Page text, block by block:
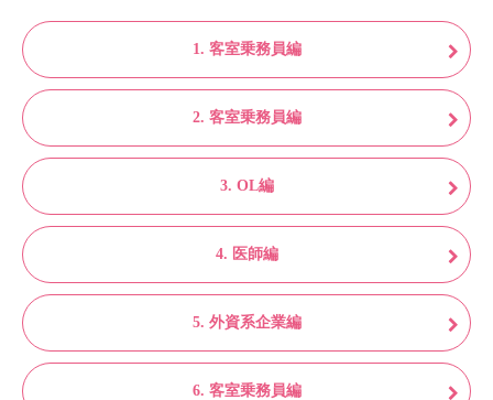
1. 客室乗務員編
2. 客室乗務員編
3. OL編
4. 医師編
5. 外資系企業編
6. 客室乗務員編